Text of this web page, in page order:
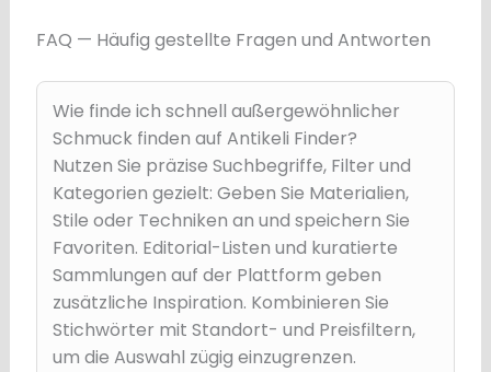
FAQ — Häufig gestellte Fragen und Antworten
Wie finde ich schnell außergewöhnlicher
Schmuck finden auf Antikeli Finder?
Nutzen Sie präzise Suchbegriffe, Filter und
Kategorien gezielt: Geben Sie Materialien,
Stile oder Techniken an und speichern Sie
Favoriten. Editorial-Listen und kuratierte
Sammlungen auf der Plattform geben
zusätzliche Inspiration. Kombinieren Sie
Stichwörter mit Standort- und Preisfiltern,
um die Auswahl zügig einzugrenzen.